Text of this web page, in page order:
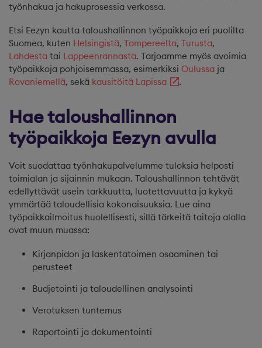
työnhakua ja hakuprosessia verkossa.
Etsi Eezyn kautta taloushallinnon työpaikkoja eri puolilta
Suomea, kuten Helsingistä, Tampereelta, Turusta,
Lahdesta tai Lappeenrannasta. Tarjoamme myös avoimia
työpaikkoja pohjoisemmassa, esimerkiksi Oulussa ja
Rovaniemellä, sekä kausitöitä Lapissa .
Hae taloushallinnon
työpaikkoja Eezyn avulla
Voit suodattaa työnhakupalvelumme tuloksia helposti
toimialan ja sijainnin mukaan. Taloushallinnon tehtävät
edellyttävät usein tarkkuutta, luotettavuutta ja kykyä
ymmärtää taloudellisia kokonaisuuksia. Lue aina
työpaikkailmoitus huolellisesti, sillä tärkeitä taitoja alalla
ovat muun muassa:
Kirjanpidon ja laskentatoimen osaaminen tai
perusteet
Budjetointi ja taloudellinen analysointi
Verotuksen tuntemus
Raportointi ja dokumentointi